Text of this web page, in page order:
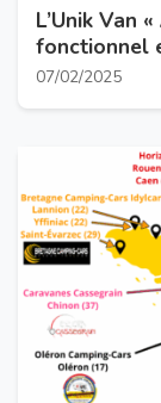
L’Unik Van
fonctionnel
07/02/2025